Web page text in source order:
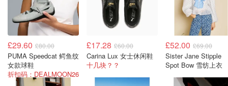
£29.60 £80.00
PUMA Speedcat 鳄鱼纹
女款球鞋
折扣码：DEALMOON26
£17.28 £60.00
Carina Lux 女士休闲鞋
十几块？？
£52.00 £69.00
Sister Jane Stipple
Spot Bow 雪纺上衣